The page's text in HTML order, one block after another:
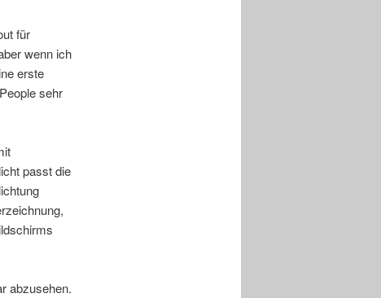
für
wenn ich
erste
sehr
passt die
abzusehen.